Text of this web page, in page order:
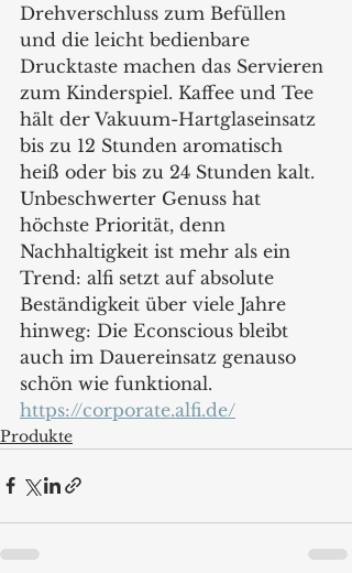
Drehverschluss zum Befüllen
und die leicht bedienbare
Drucktaste machen das Servieren
zum Kinderspiel. Kaffee und Tee
hält der Vakuum-Hartglaseinsatz
bis zu 12 Stunden aromatisch
heiß oder bis zu 24 Stunden kalt.
Unbeschwerter Genuss hat
höchste Priorität, denn
Nachhaltigkeit ist mehr als ein
Trend: alfi setzt auf absolute
Beständigkeit über viele Jahre
hinweg: Die Econscious bleibt
auch im Dauereinsatz genauso
schön wie funktional.
https://corporate.alfi.de/
Produkte